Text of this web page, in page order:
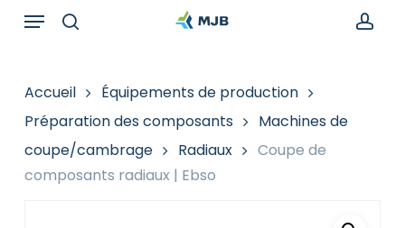
Recherche
Menu
Accueil
Équipements de production
Préparation des composants
Machines de
coupe/cambrage
Radiaux
Coupe de
composants radiaux | Ebso